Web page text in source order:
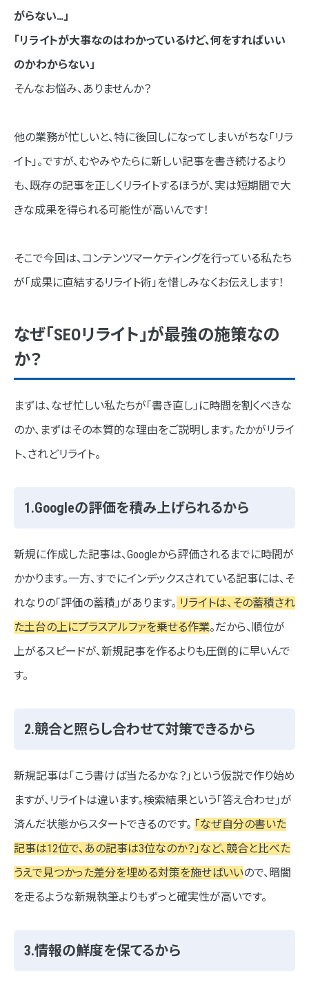
目的1：検索順位を上げたい
目的2：ユーザーエンゲージメント（CVR・滞在時間）の向
上
目的3：情報の鮮度と信頼性の確保
ステップ1：リライト記事の選定
ステップ2：競合分析と検索意図の再定義
ステップ3：構成案の修正とブラッシュアップ
ステップ5：Googleへの再クロールリクエスト
王道は、記事公開から3か月後
ちょっとしたリライトは、いつでもOK
SEOリライトにおすすめの「4つのツール」
1.Google Search Console（無料）
4.ヒートマップツール（無料・有料）
まとめ
がらない…」
「リライトが大事なのはわかっているけど、何をすればいい
のかわからない」
そんなお悩み、ありませんか？
他の業務が忙しいと、特に後回しになってしまいがちな「リラ
イト」。ですが、むやみやたらに新しい記事を書き続けるより
も、既存の記事を正しくリライトするほうが、実は短期間で大
きな成果を得られる可能性が高いんです！
そこで今回は、コンテンツマーケティングを行っている私たち
が「成果に直結するリライト術」を惜しみなくお伝えします！
なぜ「SEOリライト」が最強の施策なの
か？
まずは、なぜ忙しい私たちが「書き直し」に時間を割くべきな
のか、まずはその本質的な理由をご説明します。たかがリライ
ト、されどリライト。
1.Googleの評価を積み上げられるから
新規に作成した記事は、Googleから評価されるまでに時間が
かかります。一方、すでにインデックスされている記事には、そ
れなりの「評価の蓄積」があります。 リライトは、その蓄積され
た土台の上にプラスアルファを乗せる作業。だから、順位が
上がるスピードが、新規記事を作るよりも圧倒的に早いんで
す。
2.競合と照らし合わせて対策できるから
新規記事は「こう書けば当たるかな？」という仮説で作り始め
ますが、リライトは違います。検索結果という「答え合わせ」が
済んだ状態からスタートできるのです。 「なぜ自分の書いた
記事は12位で、あの記事は3位なのか？」など、競合と比べた
うえで見つかった差分を埋める対策を施せばいいので、暗闇
を走るような新規執筆よりもずっと確実性が高いです。
3.情報の鮮度を保てるから